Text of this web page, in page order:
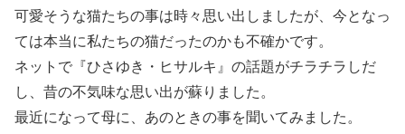
可愛そうな猫たちの事は時々思い出しましたが、今となっ
ては本当に私たちの猫だったのかも不確かです。
ネットで『ひさゆき・ヒサルキ』の話題がチラチラしだ
し、昔の不気味な思い出が蘇りました。
最近になって母に、あのときの事を聞いてみました。